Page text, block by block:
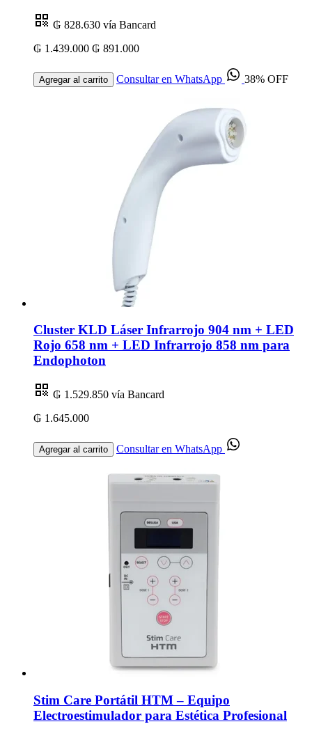
₲ 828.630 vía Bancard
₲ 1.439.000 ₲ 891.000
Agregar al carrito Consultar en WhatsApp 38% OFF
Cluster KLD Láser Infrarrojo 904 nm + LED
Rojo 658 nm + LED Infrarrojo 858 nm para
Endophoton
₲ 1.529.850 vía Bancard
₲ 1.645.000
Agregar al carrito Consultar en WhatsApp
Stim Care Portátil HTM – Equipo
Electroestimulador para Estética Profesional